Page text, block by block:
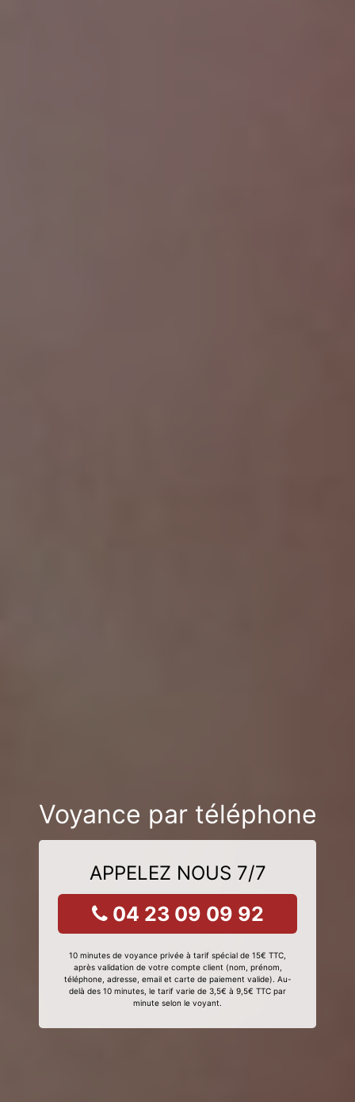
Voyance par téléphone
APPELEZ NOUS 7/7
04 23 09 09 92
10 minutes de voyance privée à tarif spécial de 15€ TTC,
après validation de votre compte client (nom, prénom,
téléphone, adresse, email et carte de paiement valide). Au-
delà des 10 minutes, le tarif varie de 3,5€ à 9,5€ TTC par
minute selon le voyant.